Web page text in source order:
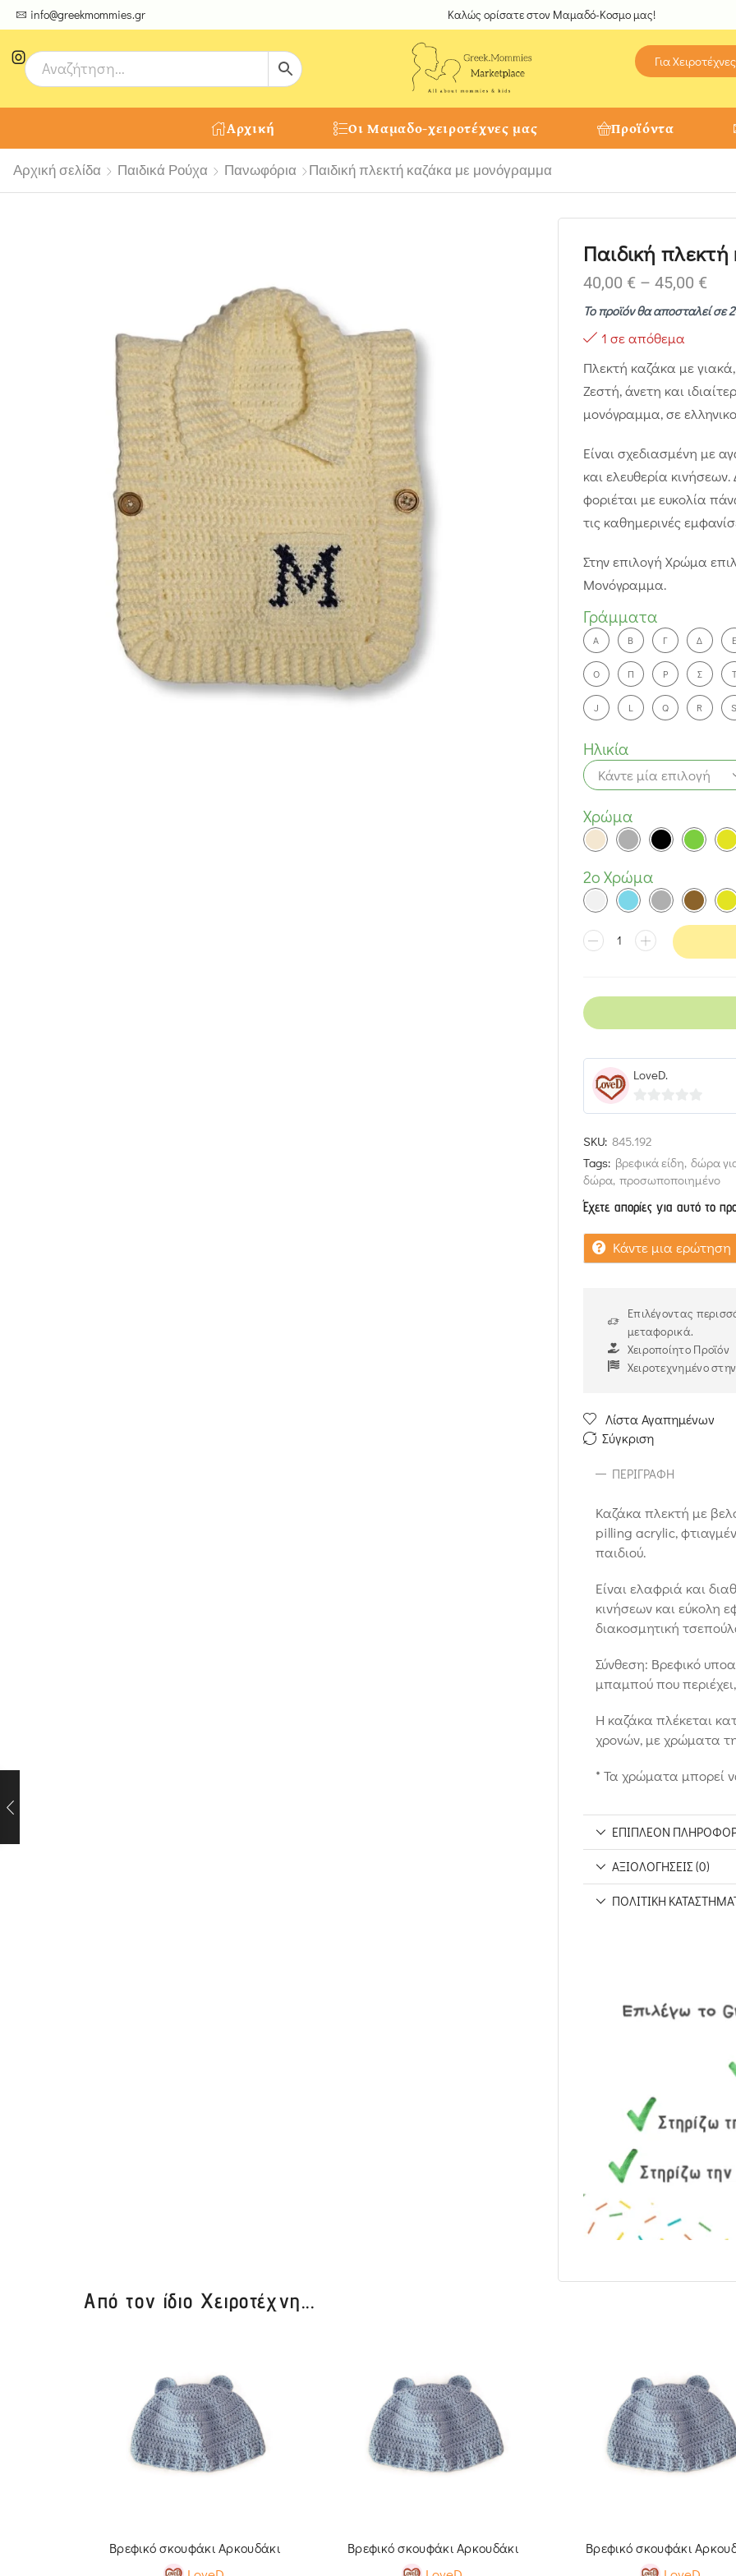
info@greekmommies.gr
μοναδικές δημιουργίες από τους Χειροτέχνες μας! Καλώς ορίσατε στον Μαμαδό-Κοσμο μας!
Για Χειροτέχνες
Αρχική Οι Μαμαδο-χειροτέχνες μας Προϊόντα
Αρχική σελίδα Παιδικά Ρούχα Πανωφόρια Παιδική πλεκτή καζάκα με μονόγραμμα
Παιδική
40,00 € – 45,00 €
Το προϊόν θα αποσταλεί σε
1 σε απόθεμα
Πλεκτή καζάκα με
Ζεστή, άνετη και
μονόγραμμα, σε
Είναι σχεδιασμένη με
και ελευθερία
φοριέται με ευκολία
τις καθημερινές
Στην επιλογή Χρώμα
Μονόγραμμα.
Γράμματα
A Β Γ Δ Ε
Ο Π Ρ Σ Τ
J L Q R
Ηλικία
Χρώμα
2ο Χρώμα
LoveD.
0
5
SKU: 845.192
Tags: βρεφικά είδη, δώρα
δώρα, προσωποποιημένο
Έχετε απορίες για αυτό το
Κάντε μια ερώτηση
Επιλέγοντας
μεταφορικά.
Χειροποίητο Προϊόν
Χειροτεχνημένο
Λίστα Αγαπημένων
Σύγκριση
ΠΕΡΙΓΡΑΦΉ
Καζάκα πλεκτή με
pilling acrylic,
παιδιού.
Είναι ελαφριά και
κινήσεων και εύκολη
διακοσμητική
Σύνθεση: Βρεφικό
μπαμπού που
Η καζάκα πλέκεται
χρονών, με χρώματα
* Τα χρώματα μπορεί
ΕΠΙΠΛΈΟΝ
ΑΞΙΟΛΟΓΉΣΕΙΣ (0)
ΠΟΛΙΤΙΚΉ
Από τον ίδιο Χειροτέχνη...
Βρεφικό σκουφάκι Αρκουδάκι Βρεφικό σκουφάκι Αρκουδάκι Βρεφικό σκουφάκι